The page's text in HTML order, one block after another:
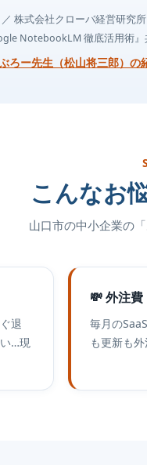
／ 株式会社クローバ経営研究
NotebookLM 徹底活用術』
ろー先生（松山将三郎）の
こんなお
山口市の中小企業の
退
…現
💸 外注
毎月の
も更新も